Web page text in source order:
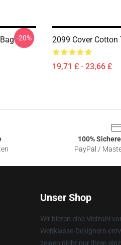
-20% 2099 Cover Cotton
19,71 £ - 23,66 £
100%
PayPal /
Unser Shop
Wir bieten eine Vielzahl
Weltklasse-Designern
zeigen nicht nur Ihren